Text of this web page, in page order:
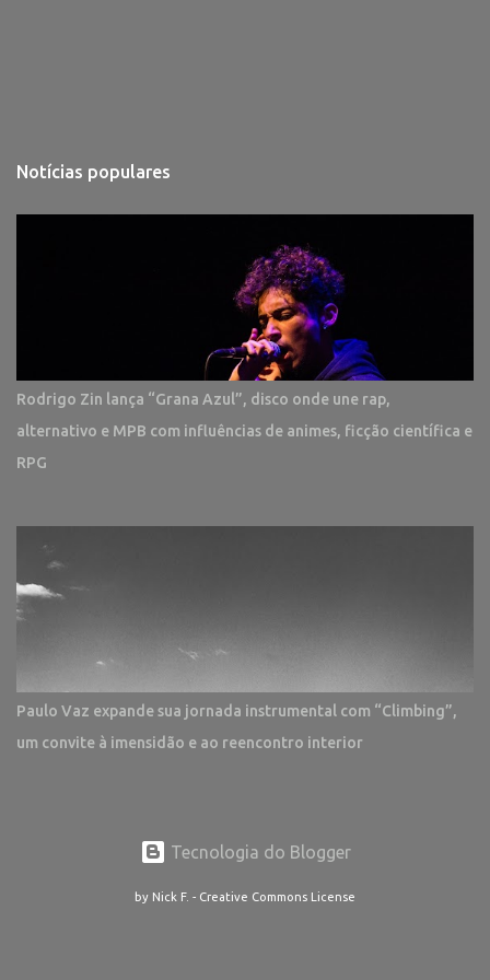
Notícias populares
Rodrigo Zin lança “Grana Azul”, disco onde une rap,
alternativo e MPB com influências de animes, ficção científica e
RPG
Paulo Vaz expande sua jornada instrumental com “Climbing”,
um convite à imensidão e ao reencontro interior
Tecnologia do Blogger
by Nick F. - Creative Commons License